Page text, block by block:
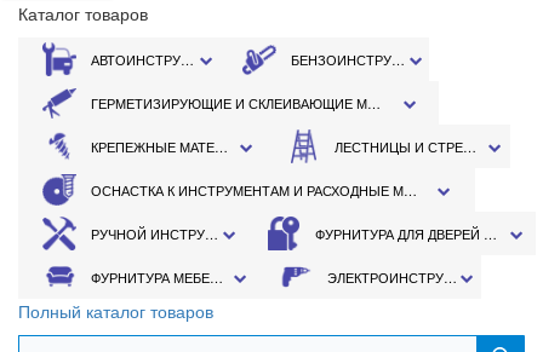
Каталог товаров
АВТОИНСТРУМЕНТ БЕНЗОИНСТРУМЕНТ
ГЕРМЕТИЗИРУЮЩИЕ И СКЛЕИВАЮЩИЕ МАТЕРИАЛЫ
КРЕПЕЖНЫЕ МАТЕРИАЛЫ ЛЕСТНИЦЫ И СТРЕМЯНКИ
ОСНАСТКА К ИНСТРУМЕНТАМ И РАСХОДНЫЕ МАТЕРИАЛЫ
РУЧНОЙ ИНСТРУМЕНТ ФУРНИТУРА ДЛЯ ДВЕРЕЙ И ОКОН
ФУРНИТУРА МЕБЕЛЬНАЯ ЭЛЕКТРОИНСТРУМЕНТ
Полный каталог товаров